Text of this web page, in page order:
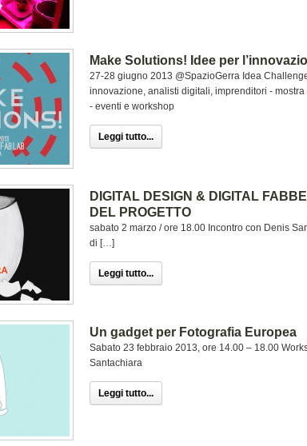
Make Solutions! Idee per
27-28 giugno 2013 @SpazioGerra Idea
innovazione, analisti digitali, imprenditori -
- eventi e workshop
Leggi tutto...
DIGITAL DESIGN & DIGITAL
DEL PROGETTO
sabato 2 marzo / ore 18.00 Incontro con Denis
di […]
Leggi tutto...
Un gadget per Fotografia Europea
Sabato 23 febbraio 2013, ore 14.00 – 18.00
Santachiara
Leggi tutto...